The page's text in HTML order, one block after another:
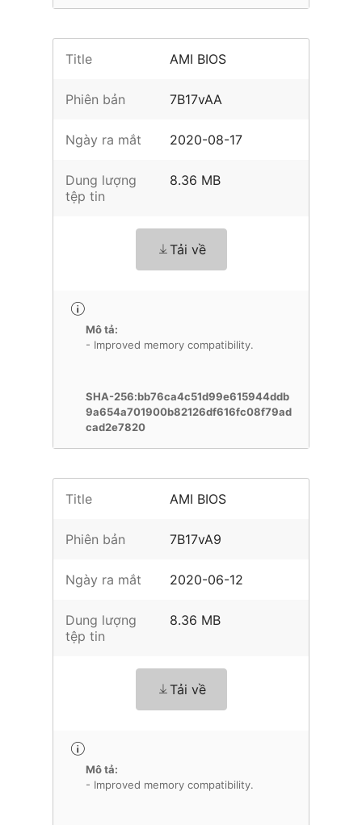
Title AMI BIOS
Phiên bản 7B17vAA
Ngày ra mắt 2020-08-17
Dung lượng
tệp tin
8.36 MB
Tải về
Mô tả:
- Improved memory compatibility.
SHA-256:bb76ca4c51d99e615944ddb
9a654a701900b82126df616fc08f79ad
cad2e7820
Title AMI BIOS
Phiên bản 7B17vA9
Ngày ra mắt 2020-06-12
Dung lượng
tệp tin
8.36 MB
Tải về
Mô tả:
- Improved memory compatibility.